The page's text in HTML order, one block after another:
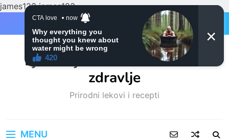
james123james123
Ljubitelji mačaka i Prirodno
zdravlje
Prirodni lekovi i recepti
MENU